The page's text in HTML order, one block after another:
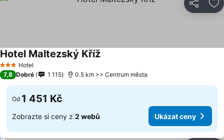
Sdílet
3 Počet hvězdiček
Hotel
Hotel Maltezský Kříž
7,8 Dobré 1 115 0.5 km >> Centrum města
Od 1 451 Kč
Zobrazte si ceny z 2 webů Ukázat ceny